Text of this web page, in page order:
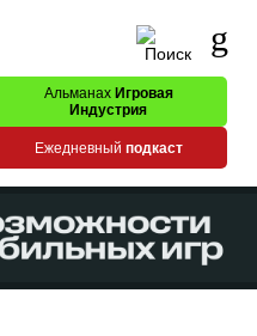
Альманах Игровая
Индустрия
Ежедневный подкаст